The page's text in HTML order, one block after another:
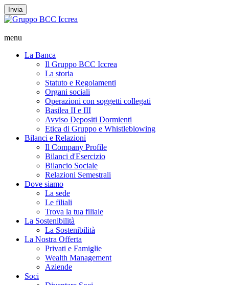
Invia
menu
La Banca
Il Gruppo BCC Iccrea
La storia
Statuto e Regolamenti
Organi sociali
Operazioni con soggetti collegati
Basilea II e III
Avviso Depositi Dormienti
Etica di Gruppo e Whistleblowing
Bilanci e Relazioni
Il Company Profile
Bilanci d'Esercizio
Bilancio Sociale
Relazioni Semestrali
Dove siamo
La sede
Le filiali
Trova la tua filiale
La Sostenibilità
La Sostenibilità
La Nostra Offerta
Privati e Famiglie
Wealth Management
Aziende
Soci